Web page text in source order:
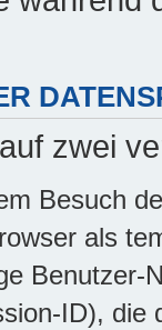
zwei
Besuch
als
ID), die